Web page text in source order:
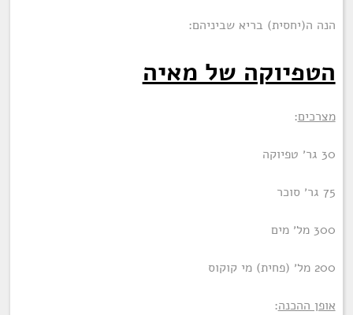
הנה ה(יחסית) בריא שביניהם:
הטפיוקה של מאיה
מצרכים:
30 גר׳ טפיוקה
75 גר׳ סוכר
300 מל׳ מים
200 מל׳ (פחית) מי קוקוס
אופן ההכנה: